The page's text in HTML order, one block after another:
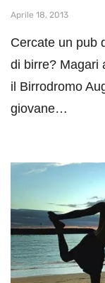
Aprile 18, 2013
Cercate un pub
di birre? Magari
il Birrodromo
giovane…